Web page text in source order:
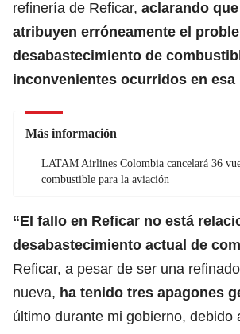
refinería de Reficar, aclarando
atribuyen erróneamente el
desabastecimiento de
inconvenientes ocurridos en esa
Más información
LATAM Airlines Colombia cancelará 36
combustible para la aviación
“El fallo en Reficar no está
desabastecimiento actual de
Reficar, a pesar de ser una
nueva, ha tenido tres apagones
último durante mi gobierno, debido